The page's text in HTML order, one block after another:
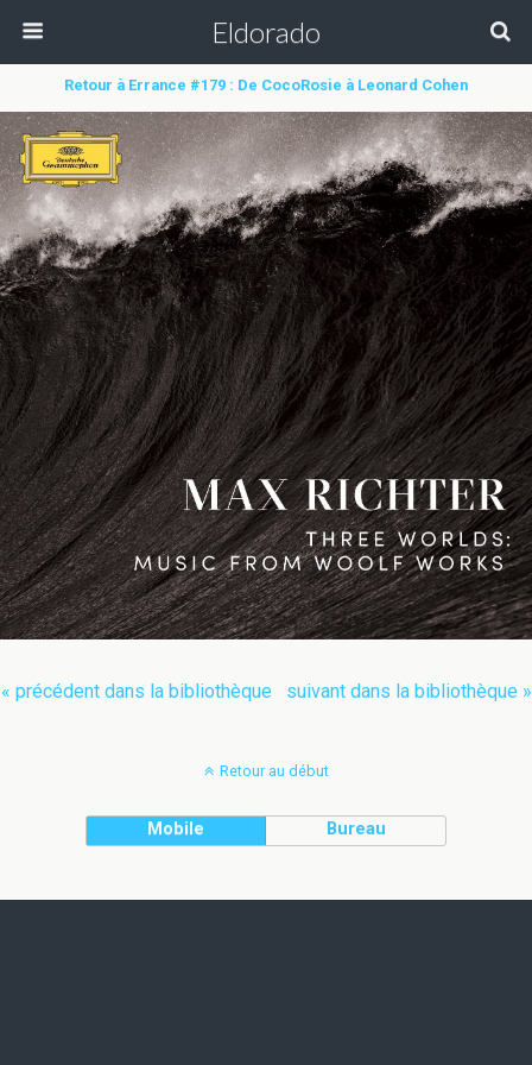
Eldorado
Retour à Errance #179 : De CocoRosie à Leonard Cohen
« précédent dans la bibliothèque suivant dans la bibliothèque »
Retour au début
Mobile Bureau